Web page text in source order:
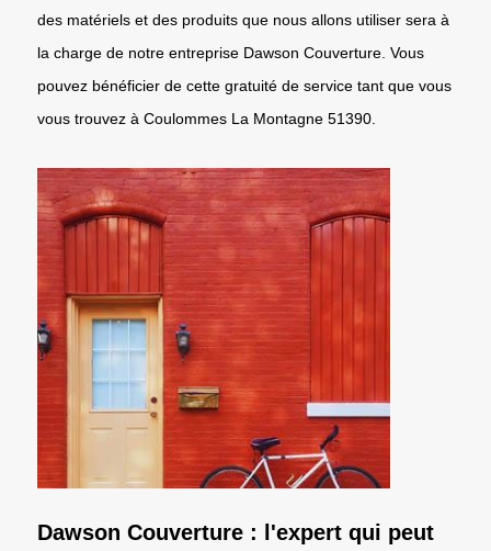
des matériels et des produits que nous allons utiliser sera à
la charge de notre entreprise Dawson Couverture. Vous
pouvez bénéficier de cette gratuité de service tant que vous
vous trouvez à Coulommes La Montagne 51390.
Dawson Couverture : l'expert qui peut